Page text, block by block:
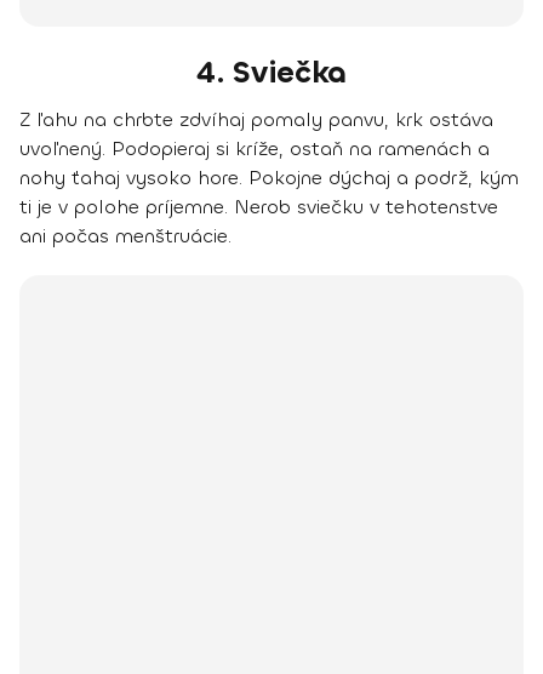
4. Sviečka
Z ľahu na chrbte zdvíhaj pomaly panvu, krk ostáva
uvoľnený. Podopieraj si kríže, ostaň na ramenách a
nohy ťahaj vysoko hore. Pokojne dýchaj a podrž, kým
ti je v polohe príjemne. Nerob sviečku v tehotenstve
ani počas menštruácie.